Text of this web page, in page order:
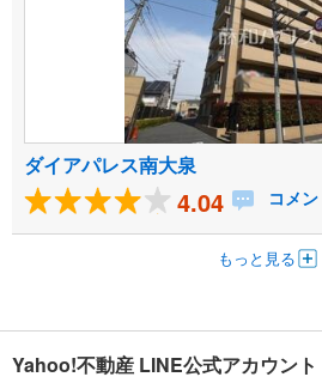
ダイアパレス南大泉
4.04 コメン
もっと見る
Yahoo!不動産 LINE公式アカウント